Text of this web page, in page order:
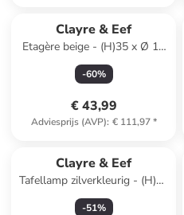
Clayre & Eef
Etagère beige - (H)35 x Ø 18
cm
-60%
€ 43,99
Adviesprijs (AVP): € 111,97*
Clayre & Eef
Tafellamp zilverkleurig - (H)28
x Ø 13 cm
-51%